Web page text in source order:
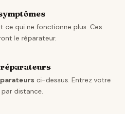
ce qui ne fonctionne plus. Ces
le réparateur.
réparateurs
ci-dessus. Entrez votre
distance.